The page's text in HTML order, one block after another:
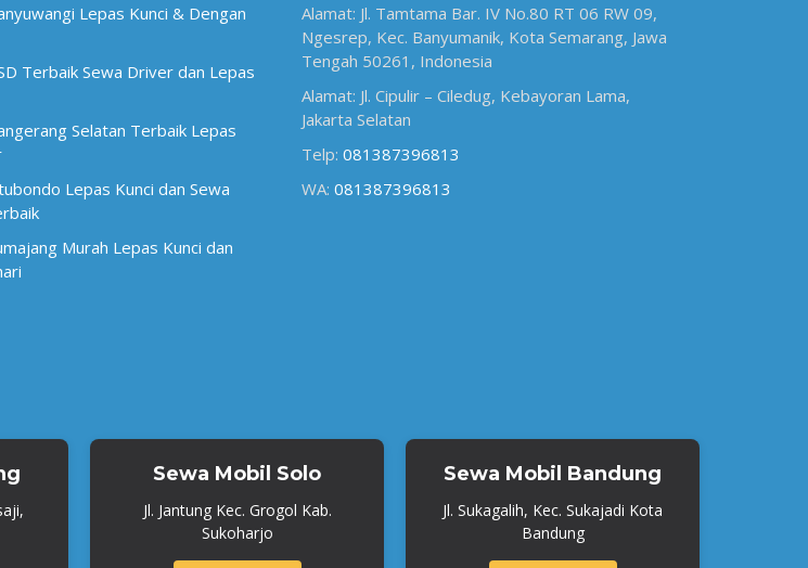
Lepas Kunci & Dengan
Terbaik Sewa Driver dan Lepas
Selatan Terbaik Lepas
Lepas Kunci dan Sewa
Murah Lepas Kunci dan
Alamat: Jl. Tamtama Bar. IV No.80 RT 06 RW 09,
Ngesrep, Kec. Banyumanik, Kota Semarang, Jawa
Tengah 50261, Indonesia
Alamat: Jl. Cipulir – Ciledug, Kebayoran Lama,
Jakarta Selatan
Telp: 081387396813
WA: 081387396813
Sewa Mobil Solo
Jl. Jantung Kec. Grogol Kab.
Sukoharjo
Sewa Mobil Bandung
Jl. Sukagalih, Kec. Sukajadi Kota
Bandung